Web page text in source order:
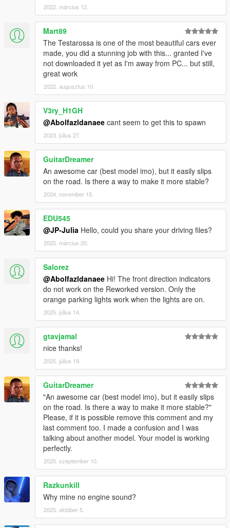
2022. március 12.
Mart89
The Testarossa is one of the most beautiful cars ever
made, you did a stunning job with this... granted I've
not downloaded it yet as I'm away from PC... but still,
great work
2022. augusztus 10.
V3ry_H1GH
@Abolfazldanaee cant seem to get this to spawn
2023. július 27.
GuitarDreamer
An awesome car (best model imo), but it easily slips
on the road. Is there a way to make it more stable?
2024. november 15.
EDU545
@JP-Julia Hello, could you share your driving files?
2025. március 20.
Salorez
@Abolfazldanaee Hi! The front direction indicators
do not work on the Reworked version. Only the
orange parking lights work when the lights are on.
2025. július 14.
gtavjamal
nice thanks!
2025. július 19.
GuitarDreamer
"An awesome car (best model imo), but it easily slips
on the road. Is there a way to make it more stable?"
Please, if it is possible remove this comment and my
last comment too. I made a confusion and I was
talking about another model. Your model is working
perfectly.
2025. szeptember 10.
Razkunkill
Why mine no engine sound?
2025. október 5.